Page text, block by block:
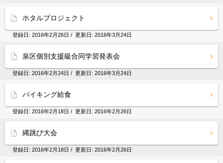
ホタルプロジェクト
登録日: 2016年2月26日 / 更新日: 2016年3月24日
泉区個別支援級合同学習発表会
登録日: 2016年2月24日 / 更新日: 2016年3月24日
バイキング給食
登録日: 2016年2月18日 / 更新日: 2016年2月26日
縄跳び大会
登録日: 2016年2月18日 / 更新日: 2016年2月26日